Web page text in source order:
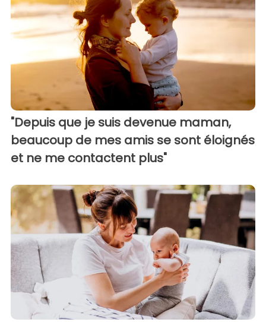
"Depuis que je suis devenue maman,
beaucoup de mes amis se sont éloignés
et ne me contactent plus"